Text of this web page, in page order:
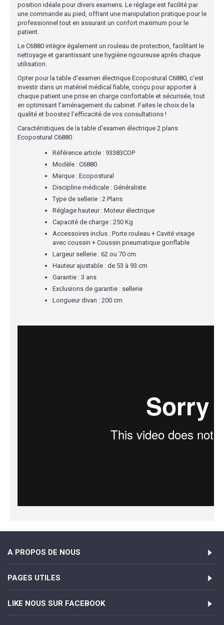
position idéale pour divers examens. Le réglage est facilité par
une commande au pied, offrant une manipulation pratique pour le
professionnel tout en assurant un confort maximum pour le
patient.
Le C6880 intègre également un rouleau de protection, facilitant le
nettoyage et garantissant une hygiène rigoureuse après chaque
utilisation.
Opter pour la table d'examen électrique Ecopostural C6880, c'est
investir dans un matériel médical fiable, conçu pour apporter à
chaque patient une prise en charge confortable et sécurisée, tout
en optimisant l'aménagement du cabinet. Faites le choix de la
qualité et boostez l'efficacité de vos consultations !
Caractéristiques de la table d'examen électrique 2 plans
Ecopostural C6880
Référence article : 93383COP
Modèle : C6880
Marque : Ecopostural
Discipline médicale : Généraliste
Type de sellerie : 2 Plans
Réglage hauteur : Moteur électrique
Capacité de charge : 250 Kg
Accessoires inclus : Porte rouleau + Cavité visage
avec coussin + Coussin pneumatique gonflable
Largeur sellerie : 62 ou 70 cm
Hauteur ajustable : de 53 à 93 cm
Garantie : 3 ans
Exclusions de garantie : sellerie
Longueur divan : 200 cm
A PROPOS DE NOUS
PAGES UTILES
LIKE NOUS SUR FACEBOOK